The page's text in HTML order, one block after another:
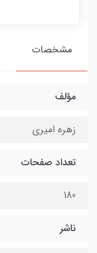
مشخصات
مؤلف
زهره امیری
تعداد صفحات
180
ناشر